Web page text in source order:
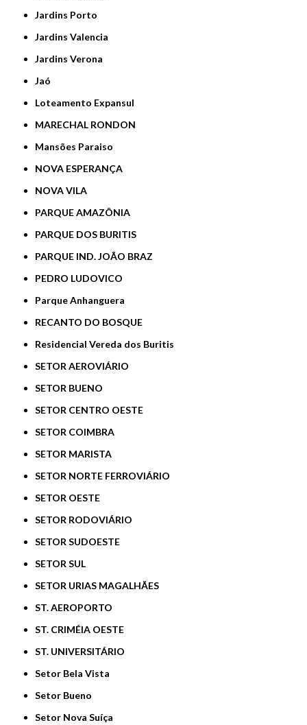
Jardins Porto
Jardins Valencia
Jardins Verona
Jaó
Loteamento Expansul
MARECHAL RONDON
Mansões Paraiso
NOVA ESPERANÇA
NOVA VILA
PARQUE AMAZÔNIA
PARQUE DOS BURITIS
PARQUE IND. JOÃO BRAZ
PEDRO LUDOVICO
Parque Anhanguera
RECANTO DO BOSQUE
Residencial Vereda dos Buritis
SETOR AEROVIÁRIO
SETOR BUENO
SETOR CENTRO OESTE
SETOR COIMBRA
SETOR MARISTA
SETOR NORTE FERROVIÁRIO
SETOR OESTE
SETOR RODOVIÁRIO
SETOR SUDOESTE
SETOR SUL
SETOR URIAS MAGALHÃES
ST. AEROPORTO
ST. CRIMÉIA OESTE
ST. UNIVERSITÁRIO
Setor Bela Vista
Setor Bueno
Setor Nova Suíça